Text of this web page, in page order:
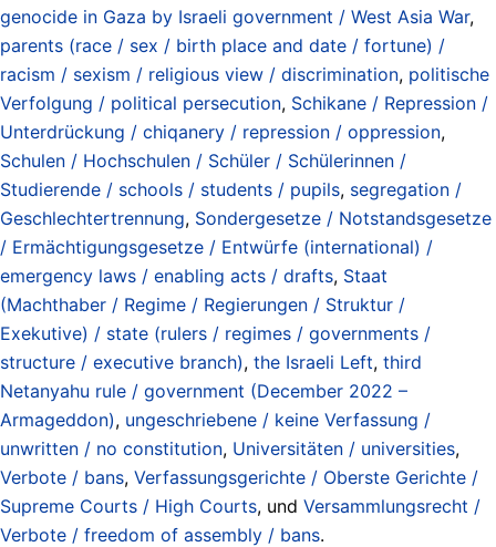
genocide in Gaza by Israeli government / West Asia War,
parents (race / sex / birth place and date / fortune) /
racism / sexism / religious view / discrimination, politische
Verfolgung / political persecution, Schikane / Repression /
Unterdrückung / chiqanery / repression / oppression,
Schulen / Hochschulen / Schüler / Schülerinnen /
Studierende / schools / students / pupils, segregation /
Geschlechtertrennung, Sondergesetze / Notstandsgesetze
/ Ermächtigungsgesetze / Entwürfe (international) /
emergency laws / enabling acts / drafts, Staat
(Machthaber / Regime / Regierungen / Struktur /
Exekutive) / state (rulers / regimes / governments /
structure / executive branch), the Israeli Left, third
Netanyahu rule / government (December 2022 –
Armageddon), ungeschriebene / keine Verfassung /
unwritten / no constitution, Universitäten / universities,
Verbote / bans, Verfassungsgerichte / Oberste Gerichte /
Supreme Courts / High Courts, und Versammlungsrecht /
Verbote / freedom of assembly / bans.